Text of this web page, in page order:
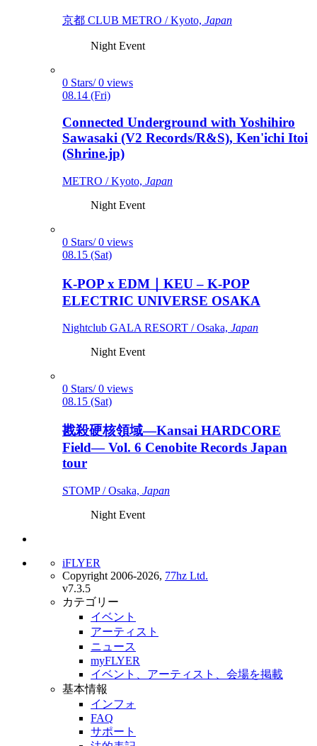
京都 CLUB METRO / Kyoto, Japan
Night Event
0 Stars/ 0 views
08.14 (Fri)
Connected Underground with Yoshihiro
Sawasaki (V2 Records/R&S), Ken'ichi Itoi
(Shrine.jp)
METRO / Kyoto, Japan
Night Event
0 Stars/ 0 views
08.15 (Sat)
K-POP x EDM｜KEU – K-POP
ELECTRIC UNIVERSE OSAKA
Nightclub GALA RESORT / Osaka, Japan
Night Event
0 Stars/ 0 views
08.15 (Sat)
戡殺硬核領域—Kansai HARDCORE
Field— Vol. 6 Cenobite Records Japan
tour
STOMP / Osaka, Japan
Night Event
iFLYER
Copyright 2006-2026, 77hz Ltd.
v7.3.5
カテゴリー
イベント
アーティスト
ニュース
myFLYER
イベント、アーティスト、会場を掲載
基本情報
インフォ
FAQ
サポート